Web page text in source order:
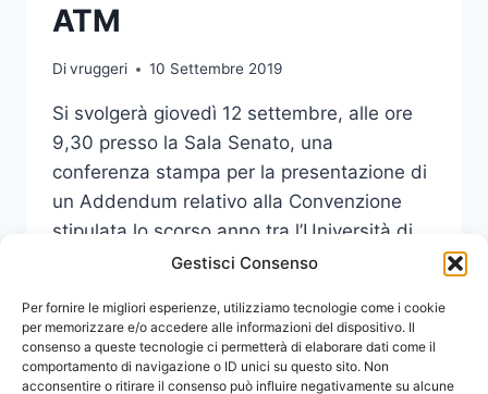
Gestisci Consenso
Per fornire le migliori esperienze, utilizziamo tecnologie come i cookie
per memorizzare e/o accedere alle informazioni del dispositivo. Il
consenso a queste tecnologie ci permetterà di elaborare dati come il
comportamento di navigazione o ID unici su questo sito. Non
acconsentire o ritirare il consenso può influire negativamente su alcune
ATM
Divruggeri 10 Settembre 2019
Si svolgerà giovedì 12 settembre, alle ore
9,30 presso la Sala Senato, una
conferenza stampa per la presentazione di
un Addendum relativo alla Convenzione
stipulata lo scorso anno tra l’Università di
Messina e l’Atm.
LEGGI DI PIÙCONFERENZA
STAMPA
PRESENTAZIONE
ADDENDUM